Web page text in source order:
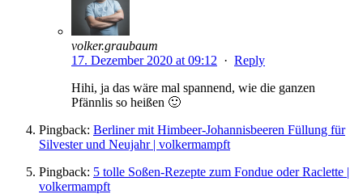
volker.graubaum
17. Dezember 2020 at 09:12 · Reply
Hihi, ja das wäre mal spannend, wie die ganzen
Pfännlis so heißen 🙂
Pingback: Berliner mit Himbeer-Johannisbeeren Füllung für
Silvester und Neujahr | volkermampft
Pingback: 5 tolle Soßen-Rezepte zum Fondue oder Raclette |
volkermampft